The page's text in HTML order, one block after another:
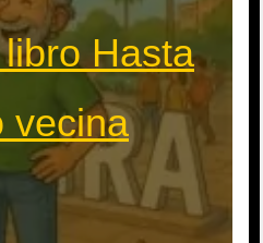
Hasta
vecina